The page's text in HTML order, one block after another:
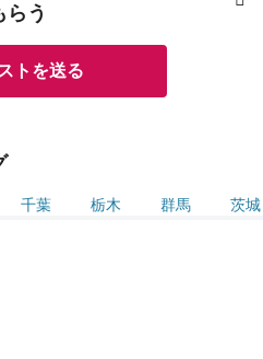
う
トを送る
千葉 栃木 群馬 茨城